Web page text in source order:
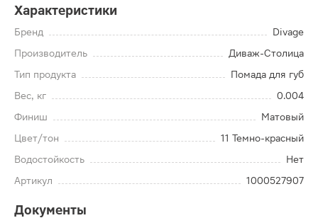
Характеристики
Бренд
Divage
Производитель
Диваж-Столица
Тип продукта
Помада для губ
Вес, кг
0.004
Финиш
Матовый
Цвет/тон
11 Темно-красный
Водостойкость
Нет
Артикул
1000527907
Документы